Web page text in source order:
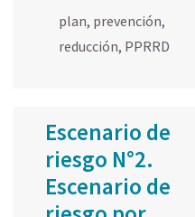
plan, prevención,
reducción, PPRRD
Escenario de
riesgo N°2.
Escenario de